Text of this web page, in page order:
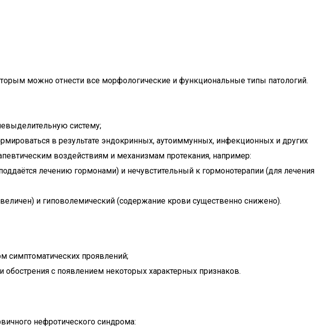
можно отнести все морфологические и функциональные типы патологий.
систему;
в результате эндокринных, аутоиммунных, инфекционных и других
воздействиям и механизмам протекания, например:
лечению гормонами) и нечувстительный к гормонотерапии (для лечения
и гиповолемический (содержание крови существенно снижено).
симптоматических проявлений;
с появлением некоторых характерных признаков.
нефротического синдрома: